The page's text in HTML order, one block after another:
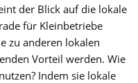
der Blick auf die lokale
für Kleinbetriebe
zu anderen lokalen
Vorteil werden. Wie
Indem sie lokale